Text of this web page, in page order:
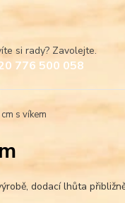
si rady? Zavolejte.
776 500 058
s víkem
dodací lhůta